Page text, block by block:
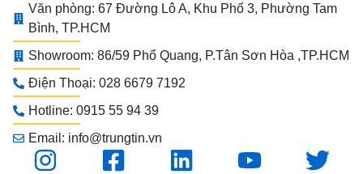
Văn phòng: 67 Đường Lô A, Khu Phố 3, Phường Tam
Bình, TP.HCM
Showroom: 86/59 Phổ Quang, P.Tân Sơn Hòa ,TP.HCM
Điện Thoại: 028 6679 7192
Hotline: 0915 55 94 39
Email: info@trungtin.vn